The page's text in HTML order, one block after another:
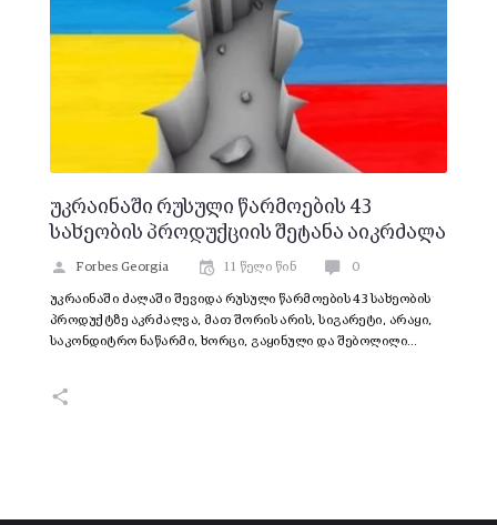
უკრაინაში რუსული წარმოების 43
სახეობის პროდუქციის შეტანა აიკრძალა
Forbes Georgia 11 წელი წინ 0
უკრაინაში ძალაში შევიდა რუსული წარმოების 43 სახეობის
პროდუქტზე აკრძალვა, მათ შორის არის, სიგარეტი, არაყი,
საკონდიტრო ნაწარმი, ხორცი, გაყინული და შებოლილი…